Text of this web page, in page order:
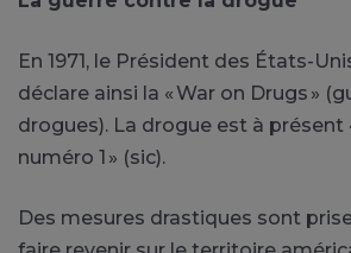
En 1971, le Président des États-
déclare ainsi la « War on Drugs »
drogues). La drogue est à présent
numéro 1 » (sic).
Des mesures drastiques sont